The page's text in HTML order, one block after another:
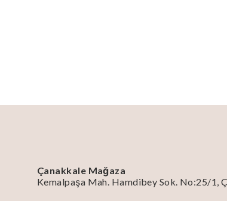
Çanakkale Mağaza
Kemalpaşa Mah. Hamdibey Sok. No:25/1,